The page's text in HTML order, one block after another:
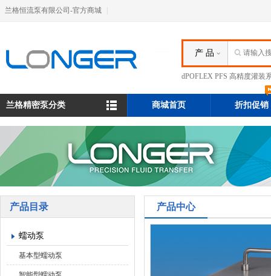
兰格恒流泵有限公司-官方商城
产 品
dPOFLEX PFS 高精度灌装
兰格精密泵分类 商城首页 折扣促销
产品目录
蠕动泵
基本型蠕动泵
产品中心